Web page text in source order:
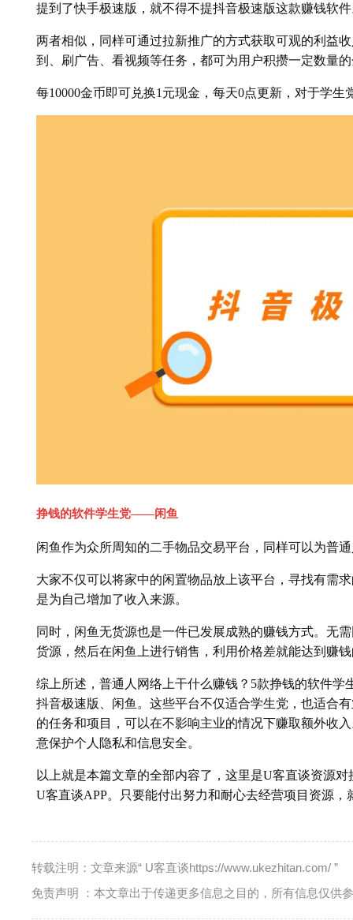
提到了快手极速版，就不得不提抖音极速版这款赚钱软
两者相似，同样可通过拉新推广的方式获取可观的利益
到、刷广告、看视频等任务，都可为用户积攒一定数量
每10000金币即可兑换1元现金，每天0点更新，对于学
挣钱的软件学生党——闲鱼
闲鱼作为众所周知的二手物品交易平台，同样可以为普
大家不仅可以将家中的闲置物品放上该平台，寻找有需
是为自己增加了收入来源。
同时，闲鱼无货源也是一件已发展成熟的赚钱方式。无
货源，然后在闲鱼上进行销售，利用价格差就能达到赚
综上所述，普通人网络上干什么赚钱？5款挣钱的软件
抖音极速版、闲鱼。这些平台不仅适合学生党，也适合
的任务和项目，可以在不影响主业的情况下赚取额外收
意保护个人隐私和信息安全。
以上就是本篇文章的全部内容了，这里是U客直谈资源
U客直谈APP。只要能付出努力和耐心去经营项目资源
转载注明：文章来源“ U客直谈https://www.ukezhitan.com/ ”
免责声明 ：本文章出于传递更多信息之目的，所有信息仅供